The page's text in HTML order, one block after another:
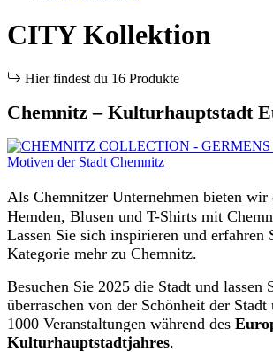
CITY Kollektion
Hier findest du 16 Produkte
Chemnitz – Kulturhauptstadt
Als Chemnitzer Unternehmen bieten wir
Hemden, Blusen und T-Shirts mit
Lassen Sie sich inspirieren und erfahren
Kategorie mehr zu Chemnitz.
Besuchen Sie 2025 die Stadt und lassen
überraschen von der Schönheit der Stadt
1000 Veranstaltungen während des
Kulturhauptstadtjahres.